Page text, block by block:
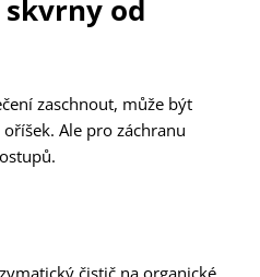
skvrny od
zaschnout, může být
Ale pro záchranu
čistič na organické